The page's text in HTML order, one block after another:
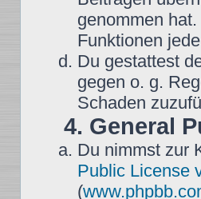
genommen
Funktionen
Du gestattest
gegen o. g.
Schaden
4. General
Du nimmst zur
Public License
(